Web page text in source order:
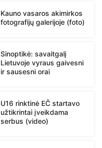
Kauno vasaros akimirkos
fotografijų galerijoje (foto)
Sinoptikė: savaitgalį
Lietuvoje vyraus gaivesni
ir sausesni orai
U16 rinktinė EČ startavo
užtikrintai įveikdama
serbus (video)